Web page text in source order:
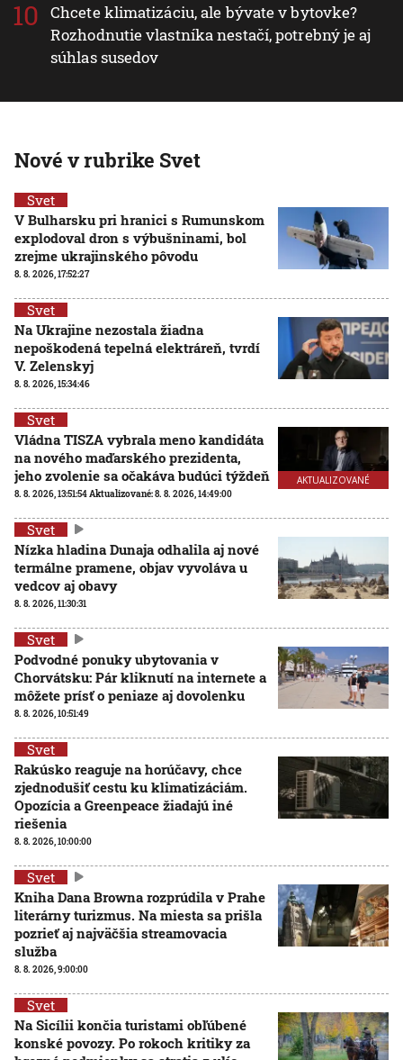
Chcete klimatizáciu, ale bývate v bytovke?
Rozhodnutie vlastníka nestačí, potrebný je aj
súhlas susedov
Nové v rubrike Svet
Svet
V Bulharsku pri hranici s Rumunskom
explodoval dron s výbušninami, bol
zrejme ukrajinského pôvodu
8. 8. 2026, 17:52:27
Svet
Na Ukrajine nezostala žiadna
nepoškodená tepelná elektráreň, tvrdí
V. Zelenskyj
8. 8. 2026, 15:34:46
AKTUALIZOVANÉ
Svet
Vládna TISZA vybrala meno kandidáta
na nového maďarského prezidenta,
jeho zvolenie sa očakáva budúci týždeň
8. 8. 2026, 13:51:54Aktualizované:8. 8. 2026, 14:49:00
Svet
Nízka hladina Dunaja odhalila aj nové
termálne pramene, objav vyvoláva u
vedcov aj obavy
8. 8. 2026, 11:30:31
Svet
Podvodné ponuky ubytovania v
Chorvátsku: Pár kliknutí na internete a
môžete prísť o peniaze aj dovolenku
8. 8. 2026, 10:51:49
Svet
Rakúsko reaguje na horúčavy, chce
zjednodušiť cestu ku klimatizáciám.
Opozícia a Greenpeace žiadajú iné
riešenia
8. 8. 2026, 10:00:00
Svet
Kniha Dana Browna rozprúdila v Prahe
literárny turizmus. Na miesta sa prišla
pozrieť aj najväčšia streamovacia
služba
8. 8. 2026, 9:00:00
Svet
Na Sicílii končia turistami obľúbené
konské povozy. Po rokoch kritiky za